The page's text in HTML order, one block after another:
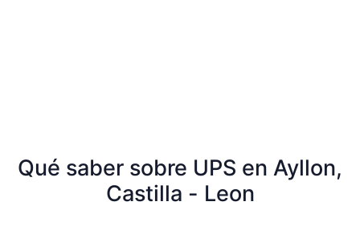
Qué saber sobre UPS en Ayllon,
Castilla - Leon